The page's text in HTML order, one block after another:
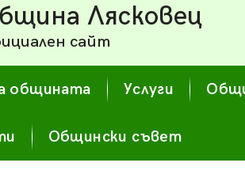
Лясковец
сайт
общината Услуги
Общински съвет